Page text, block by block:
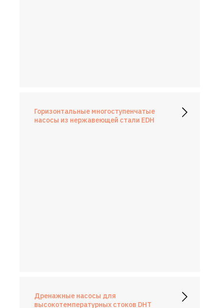
Горизонтальные многоступенчатые
насосы из нержавеющей стали EDH
Дренажные насосы для
высокотемпературных стоков DHT